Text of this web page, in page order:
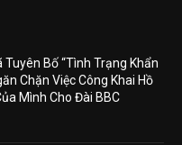
Bố “Tình Trạng Khẩn
Chặn Việc Công Khai Hồ
Mình Cho Đài BBC